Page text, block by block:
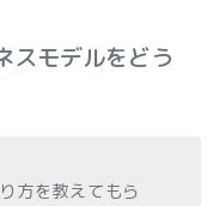
スモデルをどう
方を教えてもら